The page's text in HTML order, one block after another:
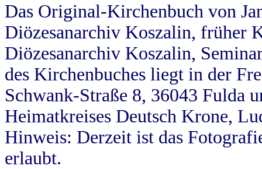
Das Original-Kirchenbuch von
Diözesanarchiv Koszalin, früher
Diözesanarchiv Koszalin,
des Kirchenbuches liegt in der
Schwank-Straße 8, 36043 Fulda
Heimatkreises Deutsch Krone,
Hinweis: Derzeit ist das
erlaubt.